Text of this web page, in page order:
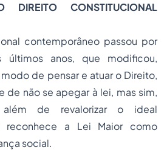
DIREITO CONSTITUCIONAL
contemporâneo passou por
últimos anos, que modificou,
de pensar e atuar o Direito,
de não se apegar à lei, mas sim,
de revalorizar o ideal
reconhece a Lei Maior como
social.